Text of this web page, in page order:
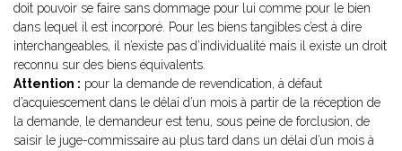
doit pouvoir se faire sans dommage pour lui comme pour le bien
dans lequel il est incorporé. Pour les biens tangibles c’est à dire
interchangeables, il n’existe pas d’individualité mais il existe un droit
reconnu sur des biens équivalents.
Attention : pour la demande de revendication, à défaut
d’acquiescement dans le délai d’un mois à partir de la réception de
la demande, le demandeur est tenu, sous peine de forclusion, de
saisir le juge-commissaire au plus tard dans un délai d’un mois à